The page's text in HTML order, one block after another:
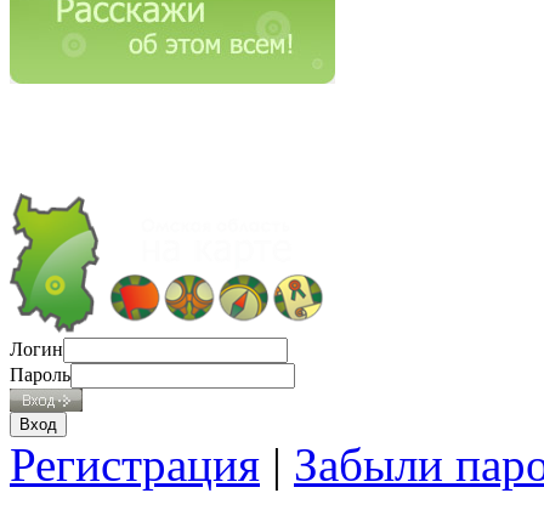
Логин
Пароль
Регистрация | Забыли